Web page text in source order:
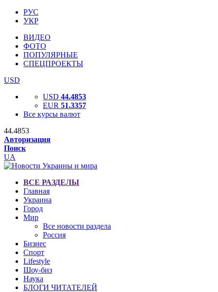
РУС
УКР
ВИДЕО
ФОТО
ПОПУЛЯРНЫЕ
СПЕЦПРОЕКТЫ
USD
USD 44.4853
EUR 51.3357
Все курсы валют
44.4853
Авторизация
Поиск
UA
ВСЕ РАЗДЕЛЫ
Главная
Украина
Город
Мир
Все новости раздела
Россия
Бизнес
Спорт
Lifestyle
Шоу-биз
Наука
БЛОГИ ЧИТАТЕЛЕЙ